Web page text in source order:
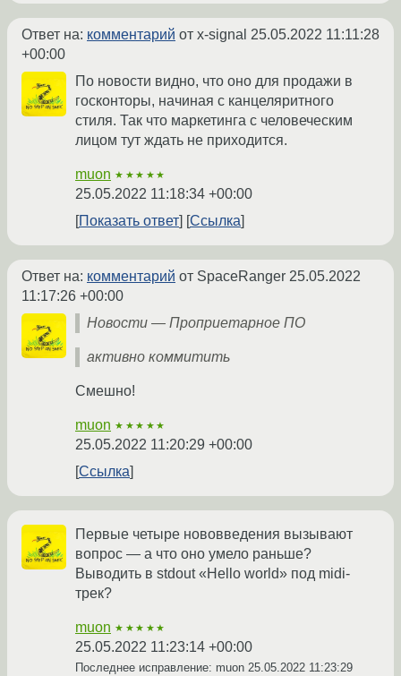
Ответ на: комментарий от x-signal 25.05.2022 11:11:28
+00:00
По новости видно, что оно для продажи в
госконторы, начиная с канцеляритного
стиля. Так что маркетинга с человеческим
лицом тут ждать не приходится.
muon ★★★★★
25.05.2022 11:18:34 +00:00
Показать ответ
Ссылка
Ответ на: комментарий от SpaceRanger 25.05.2022
11:17:26 +00:00
Новости — Проприетарное ПО
активно коммитить
Смешно!
muon ★★★★★
25.05.2022 11:20:29 +00:00
Ссылка
Первые четыре нововведения вызывают
вопрос — а что оно умело раньше?
Выводить в stdout «Hello world» под midi-
трек?
muon ★★★★★
25.05.2022 11:23:14 +00:00
Последнее исправление: muon 25.05.2022 11:23:29